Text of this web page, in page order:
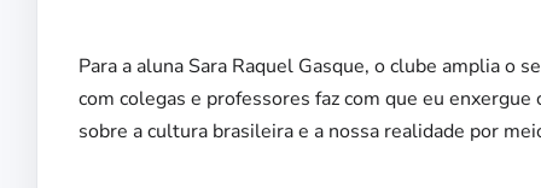
Para a aluna Sara Raquel Gasque, o clube amplia o
com colegas e professores faz com que eu
sobre a cultura brasileira e a nossa realidade por